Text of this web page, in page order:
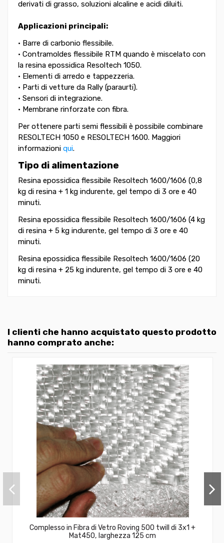
derivati di grasso, soluzioni alcaline e acidi diluiti.
Applicazioni principali:
• Barre di carbonio flessibile.
• Contramoldes flessibile RTM quando è miscelato con
la resina epossidica Resoltech 1050.
• Elementi di arredo e tappezzeria.
• Parti di vetture da Rally (paraurti).
• Sensori di integrazione.
• Membrane rinforzate con fibra.
Per ottenere parti semi flessibili è possibile combinare
RESOLTECH 1050 e RESOLTECH 1600. Maggiori
informazioni qui.
Tipo di alimentazione
Resina epossidica flessibile Resoltech 1600/1606 (0,8
kg di resina + 1 kg indurente, gel tempo di 3 ore e 40
minuti.
Resina epossidica flessibile Resoltech 1600/1606 (4 kg
di resina + 5 kg indurente, gel tempo di 3 ore e 40
minuti.
Resina epossidica flessibile Resoltech 1600/1606 (20
kg di resina + 25 kg indurente, gel tempo di 3 ore e 40
minuti.
I clienti che hanno acquistato questo prodotto
hanno comprato anche:
Complesso in Fibra di Vetro Roving 500 twill di 3x1 +
Mat450, larghezza 125 cm